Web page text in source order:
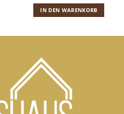
IN DEN WARENKORB